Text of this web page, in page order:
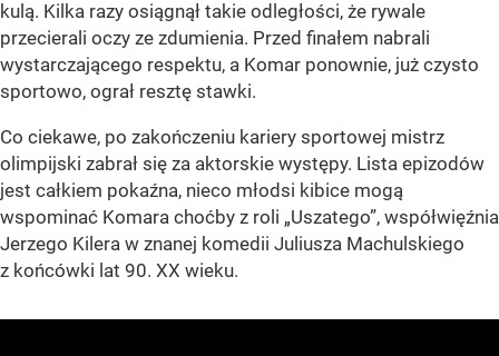
kulą. Kilka razy osiągnął takie odległości, że rywale
przecierali oczy ze zdumienia. Przed finałem nabrali
wystarczającego respektu, a Komar ponownie, już czysto
sportowo, ograł resztę stawki.
Co ciekawe, po zakończeniu kariery sportowej mistrz
olimpijski zabrał się za aktorskie występy. Lista epizodów
jest całkiem pokaźna, nieco młodsi kibice mogą
wspominać Komara choćby z roli „Uszatego”, współwięźnia
Jerzego Kilera w znanej komedii Juliusza Machulskiego
z końcówki lat 90. XX wieku.